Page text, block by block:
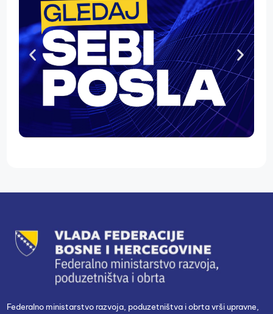
Federalno ministarstvo razvoja, poduzetništva i obrta vrši upravne,